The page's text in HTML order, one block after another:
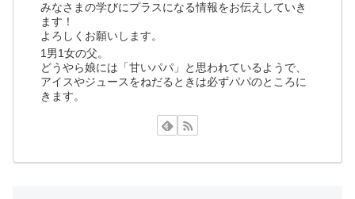
みなさまの学びにプラスになる情報をお伝えしていき
ます！
よろしくお願いします。
1男1女の父。
どうやら娘には「甘いパパ」と思われているようで、
アイスやジュースをねだるときは必ずパパのところに
きます。